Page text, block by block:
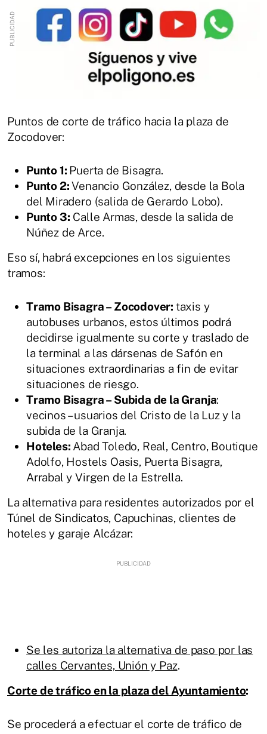
Puntos de corte de tráfico hacia la plaza de
Zocodover:
Punto 1: Puerta de Bisagra.
Punto 2:Venancio González, desde la Bola
del Miradero (salida de Gerardo Lobo).
Punto 3: Calle Armas, desde la salida de
Núñez de Arce.
Eso sí, habrá excepciones en los siguientes
tramos:
Tramo Bisagra – Zocodover: taxis y
autobuses urbanos, estos últimos podrá
decidirse igualmente su corte y traslado de
la terminal a las dársenas de Safón en
situaciones extraordinarias a fin de evitar
situaciones de riesgo.
Tramo Bisagra – Subida de la Granja:
vecinos – usuarios del Cristo de la Luz y la
subida de la Granja.
Hoteles: Abad Toledo, Real, Centro, Boutique
Adolfo, Hostels Oasis, Puerta Bisagra,
Arrabal y Virgen de la Estrella.
La alternativa para residentes autorizados por el
Túnel de Sindicatos, Capuchinas, clientes de
hoteles y garaje Alcázar:
Se les autoriza la alternativa de paso por las
calles Cervantes, Unión y Paz.
Corte de tráfico en la plaza del Ayuntamiento:
Se procederá a efectuar el corte de tráfico de